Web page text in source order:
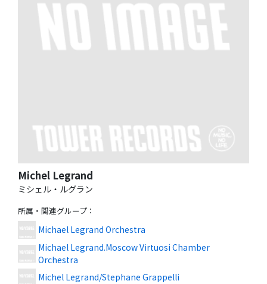
Michel Legrand
ミシェル・ルグラン
所属・関連グループ ：
Michael Legrand Orchestra
Michael Legrand.Moscow Virtuosi Chamber
Orchestra
Michel Legrand/Stephane Grappelli